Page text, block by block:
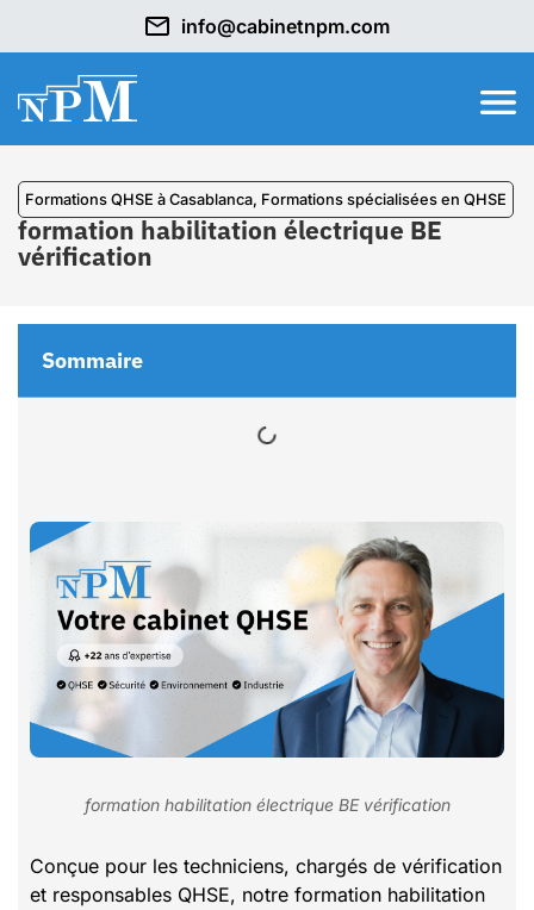
info@cabinetnpm.com
Formations QHSE à Casablanca, ⁠Formations spécialisées en QHSE
formation habilitation électrique BE
vérification
formation habilitation électrique BE vérification
Conçue pour les techniciens, chargés de vérification
et responsables QHSE, notre formation habilitation
Sommaire